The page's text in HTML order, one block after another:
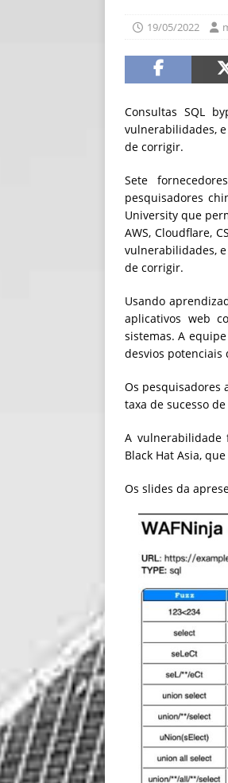
19/05/2022
Consultas SQL
vulnerabilidades,
de corrigir.
Sete
pesquisadores
University que
AWS, Cloudflare,
vulnerabilidades,
de corrigir.
Usando
aplicativos web
sistemas. A
desvios potenciais
Os pesquisadores
taxa de sucesso
A vulnerabilidade
Black Hat Asia,
Os slides da